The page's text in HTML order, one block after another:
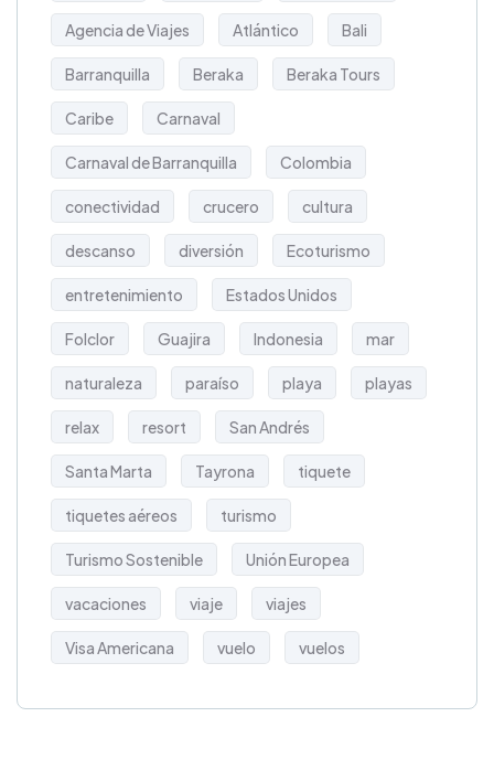
Agencia de Viajes Atlántico Bali
Barranquilla Beraka Beraka Tours
Caribe Carnaval
Carnaval de Barranquilla Colombia
conectividad crucero cultura
descanso diversión Ecoturismo
entretenimiento Estados Unidos
Folclor Guajira Indonesia mar
naturaleza paraíso playa playas
relax resort San Andrés
Santa Marta Tayrona tiquete
tiquetes aéreos turismo
Turismo Sostenible Unión Europea
vacaciones viaje viajes
Visa Americana vuelo vuelos